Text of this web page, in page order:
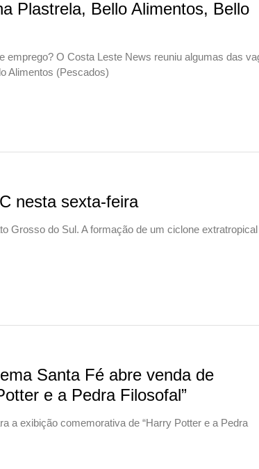
Plastrela, Bello Alimentos, Bello
emprego? O Costa Leste News reuniu algumas das
Alimentos (Pescados)
nesta sexta-feira
Grosso do Sul. A formação de um ciclone extratropical
Santa Fé abre venda de
e a Pedra Filosofal”
a exibição comemorativa de “Harry Potter e a Pedra